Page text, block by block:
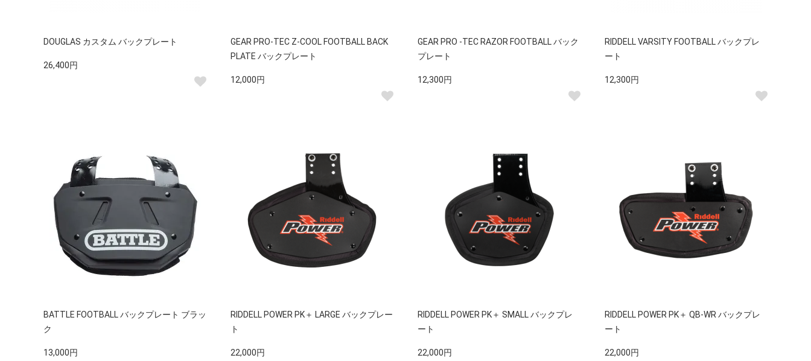
DOUGLAS カスタム バックプレート
26,400円
GEAR PRO-TEC Z-COOL FOOTBALL BACK
PLATE バックプレート
12,000円
GEAR PRO -TEC RAZOR FOOTBALL バック
プレート
12,300円
RIDDELL VARSITY FOOTBALL バックプレ
ート
12,300円
BATTLE FOOTBALL バックプレート ブラッ
ク
13,000円
RIDDELL POWER PK＋ LARGE バックプレー
ト
22,000円
RIDDELL POWER PK＋ SMALL バックプレ
ート
22,000円
RIDDELL POWER PK＋ QB-WR バックプレ
ート
22,000円